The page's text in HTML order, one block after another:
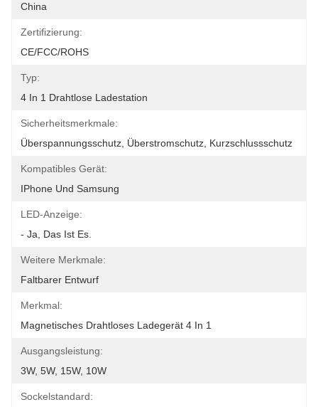
China
Zertifizierung:
CE/FCC/ROHS
Typ:
4 In 1 Drahtlose Ladestation
Sicherheitsmerkmale:
Überspannungsschutz, Überstromschutz, Kurzschlussschutz
Kompatibles Gerät:
IPhone Und Samsung
LED-Anzeige:
- Ja, Das Ist Es.
Weitere Merkmale:
Faltbarer Entwurf
Merkmal:
Magnetisches Drahtloses Ladegerät 4 In 1
Ausgangsleistung:
3W, 5W, 15W, 10W
Sockelstandard: